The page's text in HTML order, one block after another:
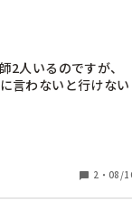
勤してくれる人たち
の負担も減るし。会
り具合が悪くなった
をあけるようなこと
てやったらどうでし
2人いるのですが、
言わないと行けない
2 ・ 08/